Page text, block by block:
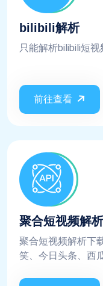
bilibili解析
只能解析bilibili短视
前往查看
聚合短视频解析
聚合短视频解析下
笑、今日头条、西